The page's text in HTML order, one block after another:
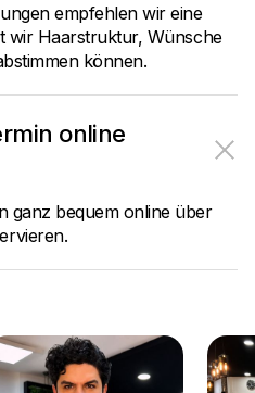
empfehlen wir eine
wir Haarstruktur, Wünsche
können.
online
ganz bequem online über